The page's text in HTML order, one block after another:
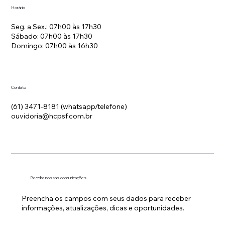
Horário
Seg. a Sex.: 07h00 às 17h30
Sábado: 07h00 às 17h30
Domingo: 07h00 às 16h30
Contato
(61) 3471-8181 (whatsapp/telefone)
ouvidoria@hcpsf.com.br
Receba nossas comunicações
Preencha os campos com seus dados para receber
informações, atualizações, dicas e oportunidades.